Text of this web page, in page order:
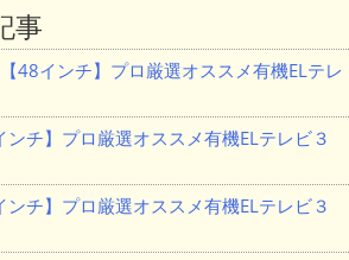
事
48インチ】プロ厳選オススメ有機ELテレ
ンチ】プロ厳選オススメ有機ELテレビ３
ンチ】プロ厳選オススメ有機ELテレビ３